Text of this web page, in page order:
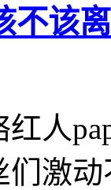
不该
人
激